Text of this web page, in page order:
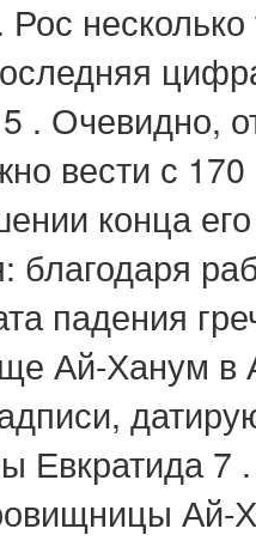
несколько
. Очевидно,
вести с
конца
благодаря
падения
Ай-Ханум в
Евкратида 7
Ай-